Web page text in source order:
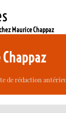
Maurice Chappaz
de rédaction